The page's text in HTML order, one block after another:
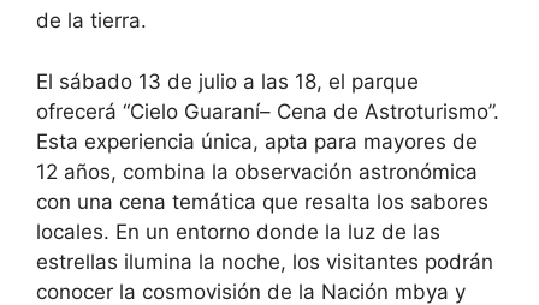
de la tierra.
El sábado 13 de julio a las 18, el parque
ofrecerá “Cielo Guaraní– Cena de Astroturismo”.
Esta experiencia única, apta para mayores de
12 años, combina la observación astronómica
con una cena temática que resalta los sabores
locales. En un entorno donde la luz de las
estrellas ilumina la noche, los visitantes podrán
conocer la cosmovisión de la Nación mbya y